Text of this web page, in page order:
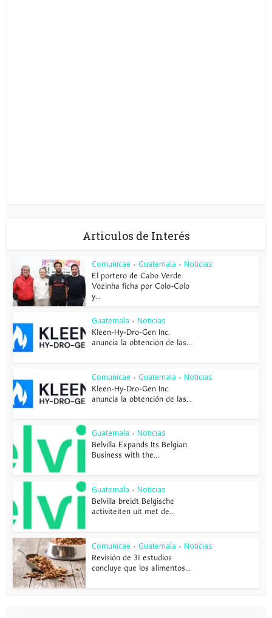
Articulos de Interés
Comunicae • Guatemala • Noticias
El portero de Cabo Verde
Vozinha ficha por Colo-Colo
y...
Guatemala • Noticias
Kleen-Hy-Dro-Gen Inc.
anuncia la obtención de las...
Comunicae • Guatemala • Noticias
Kleen-Hy-Dro-Gen Inc.
anuncia la obtención de las...
Guatemala • Noticias
Belvilla Expands Its Belgian
Business with the...
Guatemala • Noticias
Belvilla breidt Belgische
activiteiten uit met de...
Comunicae • Guatemala • Noticias
Revisión de 31 estudios
concluye que los alimentos...